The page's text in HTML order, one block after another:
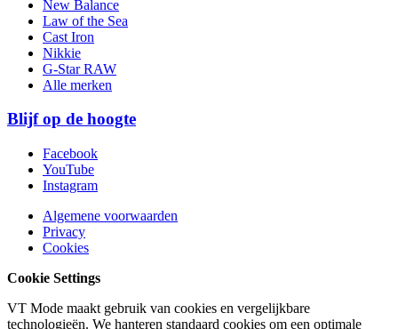
New Balance
Law of the Sea
Cast Iron
Nikkie
G-Star RAW
Alle merken
Blijf op de hoogte
Facebook
YouTube
Instagram
Algemene voorwaarden
Privacy
Cookies
Cookie Settings
VT Mode maakt gebruik van cookies en vergelijkbare
technologieën. We hanteren standaard cookies om een optimale